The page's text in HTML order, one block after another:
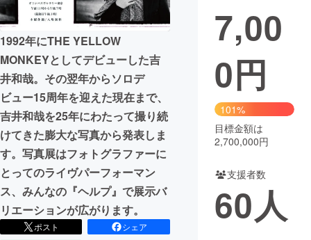
映像・映画
ビジネス・起業
まちづくり・地域活性化
CAMPFIRE for Social Good
CAMPFIRE Creation
CAMPFIREふるさと納税machi-ya コミュニティ
1992年にTHE YELLOW
MONKEYとしてデビューした吉
井和哉。その翌年からソロデ
ビュー15周年を迎えた現在まで、
吉井和哉を25年にわたって撮り続
けてきた膨大な写真から発表しま
す。写真展はフォトグラファーに
とってのライヴパーフォーマン
ス、みんなの『ヘルプ』で展示バ
リエーションが広がります。
ポスト
シェア
7,00
0円
101%
目標金額は
2,700,000円
支援者数
60人